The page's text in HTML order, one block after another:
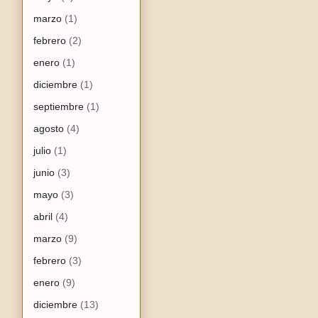
marzo (1)
febrero (2)
enero (1)
diciembre (1)
septiembre (1)
agosto (4)
julio (1)
junio (3)
mayo (3)
abril (4)
marzo (9)
febrero (3)
enero (9)
diciembre (13)